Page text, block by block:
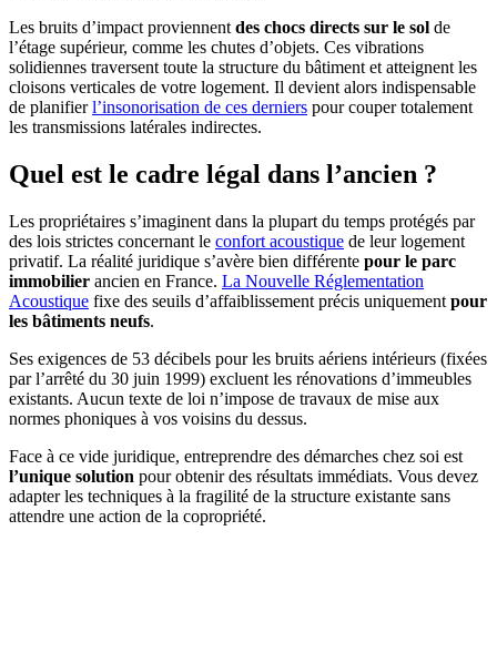
Les bruits d’impact proviennent des chocs directs sur le sol de
l’étage supérieur, comme les chutes d’objets. Ces vibrations
solidiennes traversent toute la structure du bâtiment et atteignent les
cloisons verticales de votre logement. Il devient alors indispensable
de planifierl’insonorisation de ces derniers pour couper totalement
les transmissions latérales indirectes.
Quel est le cadre légal dans l’ancien ?
Les propriétaires s’imaginent dans la plupart du temps protégés par
des lois strictes concernant le confort acoustique de leur logement
privatif. La réalité juridique s’avère bien différente pour le parc
immobilier ancien en France. La Nouvelle Réglementation
Acoustique fixe des seuils d’affaiblissement précis uniquement pour
les bâtiments neufs.
Ses exigences de 53 décibels pour les bruits aériens intérieurs (fixées
par l’arrêté du 30 juin 1999) excluent les rénovations d’immeubles
existants. Aucun texte de loi n’impose de travaux de mise aux
normes phoniques à vos voisins du dessus.
Face à ce vide juridique, entreprendre des démarches chez soi est
l’unique solution pour obtenir des résultats immédiats. Vous devez
adapter les techniques à la fragilité de la structure existante sans
attendre une action de la copropriété.